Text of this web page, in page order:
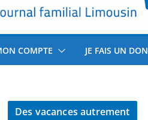
COMPTE JE FAIS UN DON
Des vacances autrement